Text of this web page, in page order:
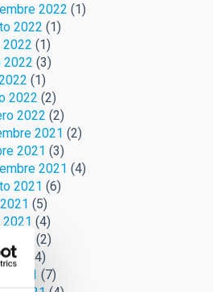
2022 (1)
2022 (1)
2022 (1)
2022 (3)
(1)
2022 (2)
2022 (2)
2021 (2)
2021 (3)
2021 (4)
2021 (6)
(5)
(4)
(2)
(4)
2021 (7)